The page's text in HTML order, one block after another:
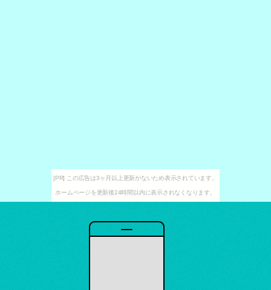
[PR] この広告は3ヶ月以上更新がないため表示されています。
ホームページを更新後24時間以内に表示されなくなります。